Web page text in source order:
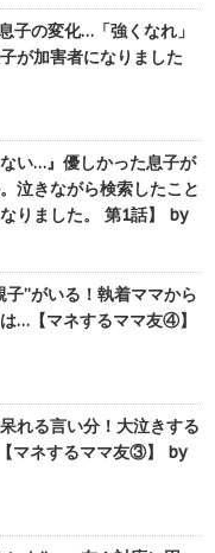
子の変化…「強くなれ」
が加害者になりました
い…』優しかった息子が
泣きながら検索したこと
りました。 第1話】 by
”がいる！執着ママから
…【マネするママ友④】
れる言い分！大泣きする
マネするママ友③】 by